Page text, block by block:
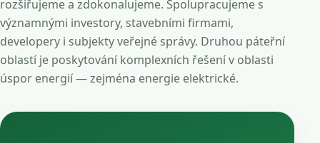
rozšiřujeme a zdokonalujeme. Spolupracujeme s
významnými investory, stavebními firmami,
developery i subjekty veřejné správy. Druhou páteřní
oblastí je poskytování komplexních řešení v oblasti
úspor energií — zejména energie elektrické.